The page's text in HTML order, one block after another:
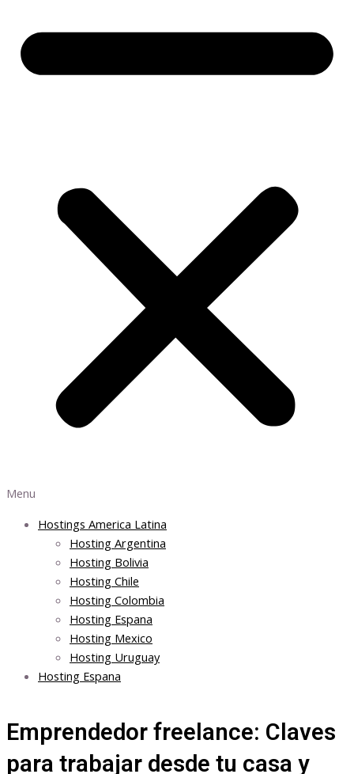
Menu
Hostings America Latina
Hosting Argentina
Hosting Bolivia
Hosting Chile
Hosting Colombia
Hosting Espana
Hosting Mexico
Hosting Uruguay
Hosting Espana
Emprendedor freelance: Claves
para trabajar desde tu casa y